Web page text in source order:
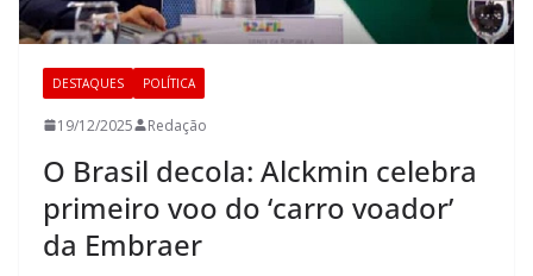
DESTAQUES POLÍTICA
19/12/2025 Redação
O Brasil decola: Alckmin celebra
primeiro voo do ‘carro voador’
da Embraer